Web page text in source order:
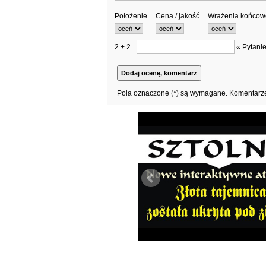
Położenie Cena / jakość Wrażenia
2 + 2 = «
Pola oznaczone (*) są wymagane.